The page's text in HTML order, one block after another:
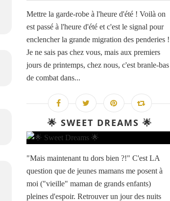
Mettre la garde-robe à l'heure d'été ! Voilà on
est passé à l'heure d'été et c'est le signal pour
enclencher la grande migration des penderies !
Je ne sais pas chez vous, mais aux premiers
jours de printemps, chez nous, c'est branle-bas
de combat dans...
🌟 SWEET DREAMS 🌟
"Mais maintenant tu dors bien ?!" C'est LA
question que de jeunes mamans me posent à
moi ("vieille" maman de grands enfants)
pleines d'espoir. Retrouver un jour des nuits